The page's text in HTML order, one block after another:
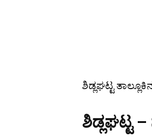
ಶಿಡ್ಲಘಟ್ಟ
ಶಿಡ್ಲಘಟ್ಟ